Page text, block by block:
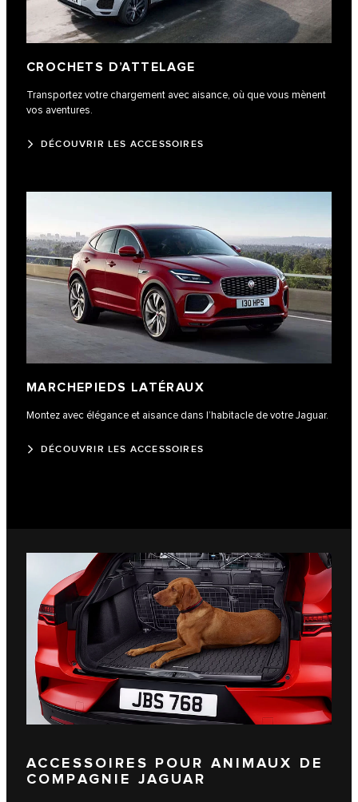
CROCHETS D’ATTELAGE
Transportez votre chargement avec aisance, où que vous mènent
vos aventures.
DÉCOUVRIR LES ACCESSOIRES
MARCHEPIEDS LATÉRAUX
Montez avec élégance et aisance dans l’habitacle de votre Jaguar.
DÉCOUVRIR LES ACCESSOIRES
ACCESSOIRES POUR ANIMAUX DE
COMPAGNIE JAGUAR